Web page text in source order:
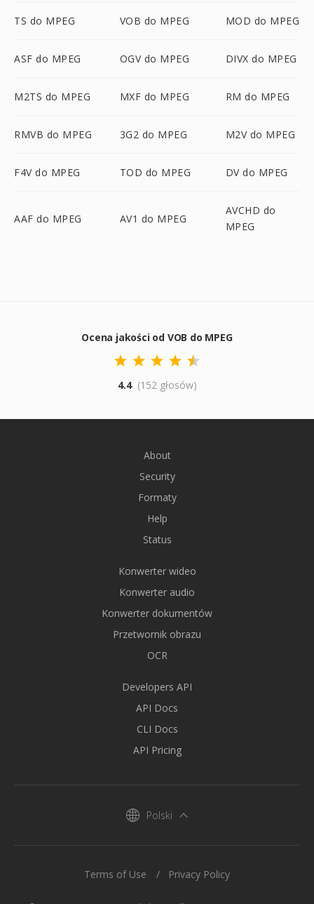
TS do MPEG VOB do MPEG MOD do MPEG
ASF do MPEG OGV do MPEG DIVX do MPEG
M2TS do MPEG MXF do MPEG RM do MPEG
RMVB do MPEG 3G2 do MPEG M2V do MPEG
F4V do MPEG TOD do MPEG DV do MPEG
AAF do MPEG AV1 do MPEG
AVCHD do
MPEG
Ocena jakości od VOB do MPEG
4.4 (152 głosów)
About
Security
Formaty
Help
Status
Konwerter wideo
Konwerter audio
Konwerter dokumentów
Przetwornik obrazu
OCR
Developers API
API Docs
CLI Docs
API Pricing
Polski
Terms of Use Privacy Policy